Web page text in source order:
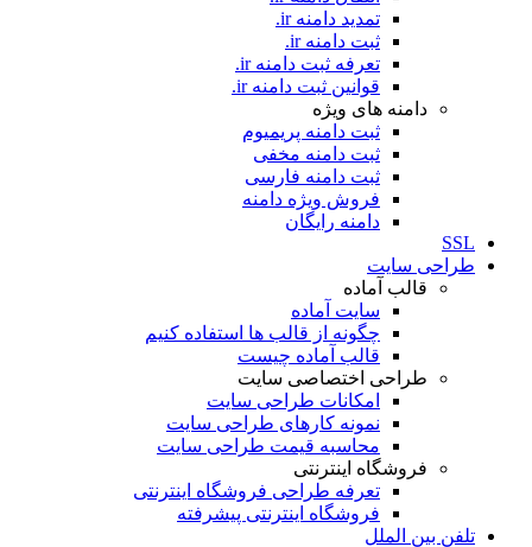
تمدید دامنه ir.
ثبت دامنه ir.
تعرفه ثبت دامنه ir.
قوانین ثبت دامنه ir.
دامنه های ویژه
ثبت دامنه پریمیوم
ثبت دامنه مخفی
ثبت دامنه فارسی
فروش ویژه دامنه
دامنه رایگان
SSL
طراحی سايت
قالب آماده
سایت آماده
چگونه از قالب ها استفاده کنیم
قالب آماده چیست
طراحی اختصاصی سایت
امکانات طراحی سایت
نمونه کارهای طراحی سایت
محاسبه قیمت طراحی سایت
فروشگاه اینترنتی
تعرفه طراحی فروشگاه اینترنتی
فروشگاه اینترنتی پیشرفته
تلفن بین الملل